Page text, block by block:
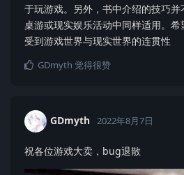
于玩游戏。另外，书中介绍的技巧
桌游或现实娱乐活动中同样适用。
受到游戏世界与现实世界的连贯性
GDmyth 觉得很赞
GDmyth 2022年8月7日
祝各位游戏大卖，bug退散